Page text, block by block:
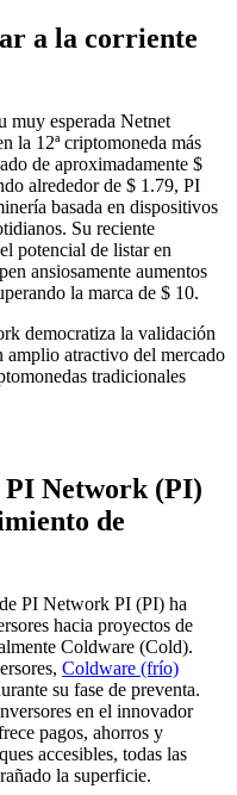
a la corriente
muy esperada Netnet
la 12ª criptomoneda más
de aproximadamente $
alrededor de $ 1.79, PI
basada en dispositivos
Su reciente
potencial de listar en
ansiosamente aumentos
la marca de $ 10.
democratiza la validación
amplio atractivo del mercado
tradicionales
Network (PI)
de
PI Network PI (PI) ha
hacia proyectos de
Coldware (Cold).
Coldware (frío)
su fase de preventa.
en el innovador
pagos, ahorros y
accesibles, todas las
la superficie.